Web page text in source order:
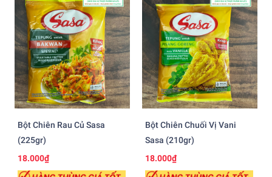
Bột Chiên Rau Củ Sasa
(225gr)
18.000₫
Bột Chiên Chuối Vị Vani
Sasa (210gr)
18.000₫